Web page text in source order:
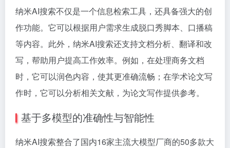
纳米AI搜索不仅是一个信息检索工具，还具备强大的创
作功能。它可以根据用户需求生成脱口秀脚本、口播稿
等内容。此外，纳米AI搜索还支持文档分析、翻译和改
写，帮助用户提高工作效率。例如，在处理商务文档
时，它可以润色内容，使其更准确流畅；在学术论文写
作时，它可以分析相关文献，为论文写作提供参考。
基于多模型的准确性与智能性
纳米AI搜索整合了国内16家主流大模型厂商的50多款大